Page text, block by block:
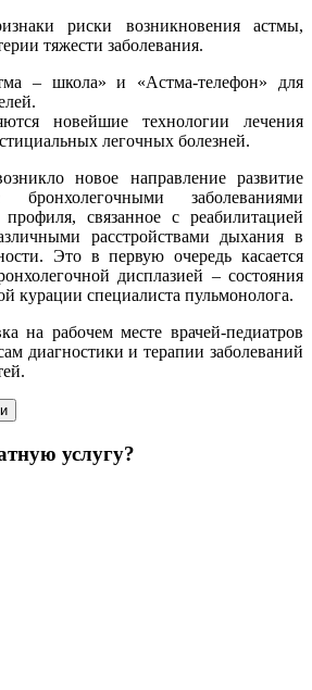
риски возникновения астмы,
тяжести заболевания.
– школа» и «Астма-телефон» для
новейшие технологии лечения
легочных болезней.
новое направление развитие
заболеваниями
профиля, связанное с реабилитацией
расстройствами дыхания в
Это в первую очередь касается
дисплазией – состояния
курации специалиста пульмонолога.
на рабочем месте врачей-педиатров
диагностики и терапии заболеваний
услугу?